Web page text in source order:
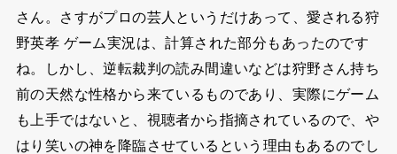
さん。さすがプロの芸人というだけあって、愛される狩
野英孝 ゲーム実況は、計算された部分もあったのです
ね。しかし、逆転裁判の読み間違いなどは狩野さん持ち
前の天然な性格から来ているものであり、実際にゲーム
も上手ではないと、視聴者から指摘されているので、や
はり笑いの神を降臨させているという理由もあるのでし